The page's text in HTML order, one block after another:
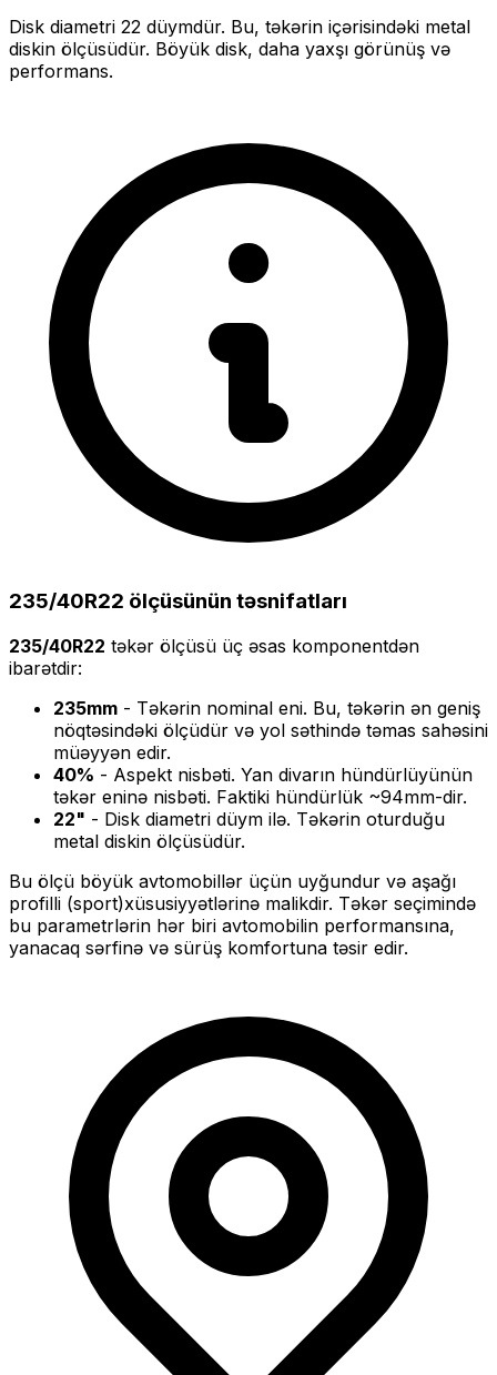
Disk diametri 22 düymdür. Bu, təkərin içərisindəki metal
diskin ölçüsüdür. Böyük disk, daha yaxşı görünüş və
performans.
235/40R22 ölçüsünün təsnifatları
235/40R22 təkər ölçüsü üç əsas komponentdən
ibarətdir:
235mm - Təkərin nominal eni. Bu, təkərin ən geniş
nöqtəsindəki ölçüdür və yol səthində təmas sahəsini
müəyyən edir.
40% - Aspekt nisbəti. Yan divarın hündürlüyünün
təkər eninə nisbəti. Faktiki hündürlük ~94mm-dir.
22" - Disk diametri düym ilə. Təkərin oturduğu
metal diskin ölçüsüdür.
Bu ölçü böyük avtomobillər üçün uyğundur və aşağı
profilli (sport)xüsusiyyətlərinə malikdir. Təkər seçimində
bu parametrlərin hər biri avtomobilin performansına,
yanacaq sərfinə və sürüş komfortuna təsir edir.